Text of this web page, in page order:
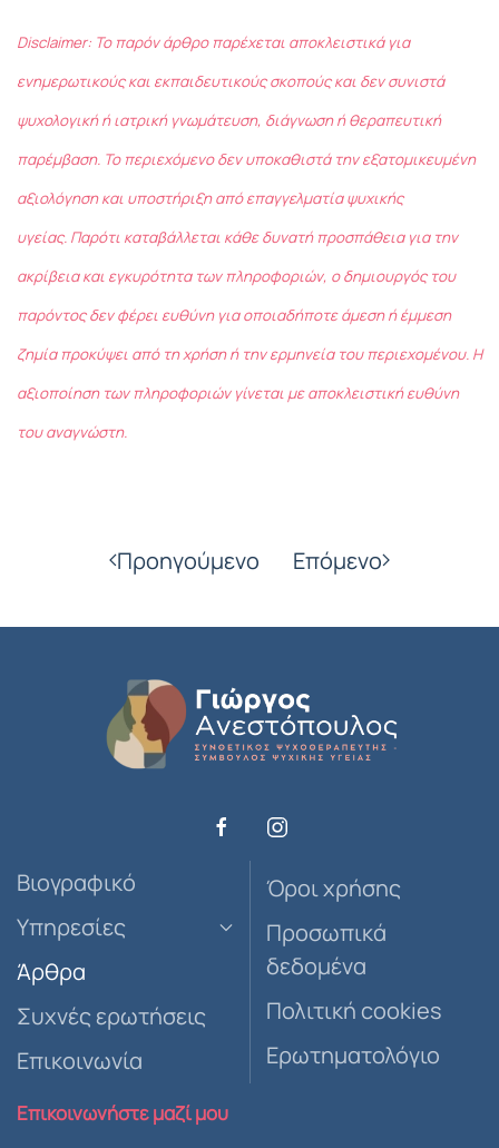
Disclaimer: Το παρόν άρθρο παρέχεται αποκλειστικά για
ενημερωτικούς και εκπαιδευτικούς σκοπούς και δεν συνιστά
ψυχολογική ή ιατρική γνωμάτευση, διάγνωση ή θεραπευτική
παρέμβαση. Το περιεχόμενο δεν υποκαθιστά την εξατομικευμένη
αξιολόγηση και υποστήριξη από επαγγελματία ψυχικής
υγείας. Παρότι καταβάλλεται κάθε δυνατή προσπάθεια για την
ακρίβεια και εγκυρότητα των πληροφοριών, ο δημιουργός του
παρόντος δεν φέρει ευθύνη για οποιαδήποτε άμεση ή έμμεση
ζημία προκύψει από τη χρήση ή την ερμηνεία του περιεχομένου. Η
αξιοποίηση των πληροφοριών γίνεται με αποκλειστική ευθύνη
του αναγνώστη.
Προηγούμενο Επόμενο
Βιογραφικό
Υπηρεσίες
Άρθρα
Συχνές ερωτήσεις
Επικοινωνία
Όροι χρήσης
Προσωπικά
δεδομένα
Πολιτική cookies
Ερωτηματολόγιο
Επικοινωνήστε μαζί μου